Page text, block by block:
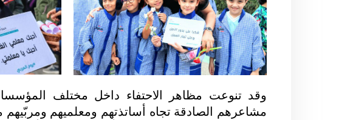
وقد تنوعت مظاهر الاحتفاء داخل مختلف
مشاعرهم الصادقة تجاه أساتذتهم ومعلميهم ومربّيهم